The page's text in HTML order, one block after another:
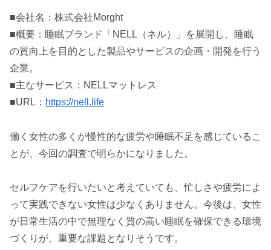
■会社名：株式会社Morght
■概要：睡眠ブランド「NELL（ネル）」を展開し、睡眠
の質向上を目的とした製品やサービスの企画・開発を行う
企業。
■主なサービス：NELLマットレス
■URL： https://nell.life
働く女性の多くが慢性的な疲労や睡眠不足を感じているこ
とが、今回の調査で明らかになりました。
セルフケアを行いたいと考えていても、忙しさや疲労によ
って実践できない女性は少なくありません。今後は、女性
が日常生活の中で無理なく質の高い睡眠を確保できる環境
づくりが、重要な課題となりそうです。